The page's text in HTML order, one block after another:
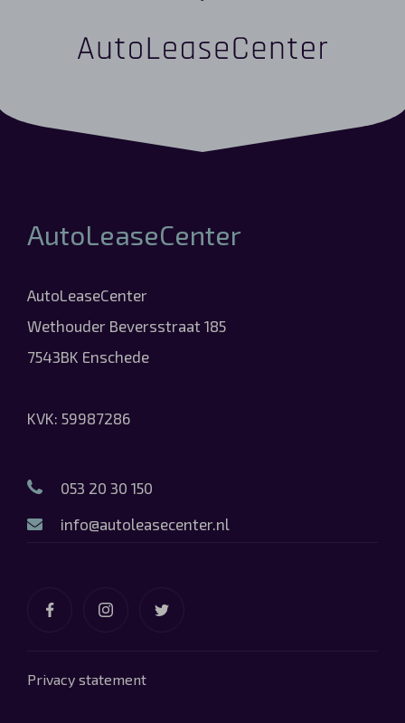
AutoLeaseCenter
AutoLeaseCenter
Wethouder Beversstraat 185
7543BK Enschede
KVK: 59987286
053 20 30 150
info@autoleasecenter.nl
Privacy statement